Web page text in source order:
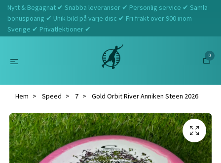
Nytt & Begagnat ✔ Snabba leveranser ✔ Personlig service ✔ Samla
bonuspoäng ✔ Unik bild på varje disc ✔ Fri frakt över 900 inom
Sverige ✔ Privatlektioner ✔
0
Hem Speed 7 Gold Orbit River Anniken Steen 2026